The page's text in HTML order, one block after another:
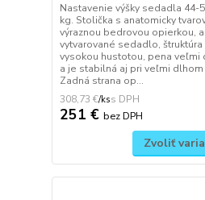
Nastavenie výšky sedadla 44-
kg. Stolička s anatomicky
výraznou bedrovou opierkou,
vytvarované sedadlo,
vysokou hustotou, pena veľmi
a je stabilná aj pri veľmi
Zadná strana op...
308,73 €/ks
251 € bez DPH
Zvoliť